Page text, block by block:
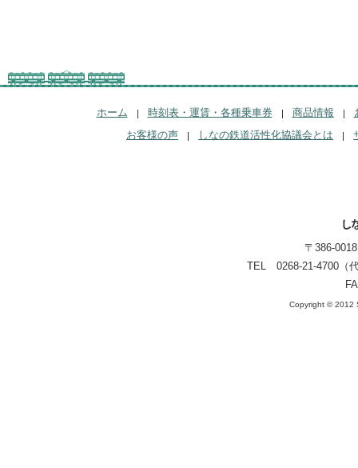
ホーム 時刻表・運賃・各種乗車券 商品情報
お客様の声
しなの鉄道活性化協議会とは
〒386-
TEL 0268-21-4700（
Copyright © 2012